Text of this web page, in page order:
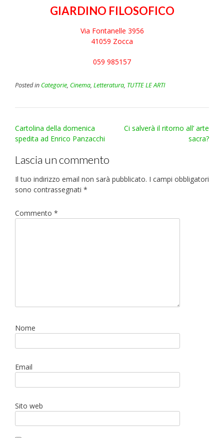
GIARDINO FILOSOFICO
Via Fontanelle 3956
41059 Zocca
059 985157
Posted in Categorie, Cinema, Letteratura, TUTTE LE ARTI
Post
navigation
Cartolina della domenica
spedita ad Enrico Panzacchi
Ci salverà il ritorno all’ arte
sacra?
Lascia un commento
Il tuo indirizzo email non sarà pubblicato. I campi obbligatori
sono contrassegnati *
Commento *
Nome
Email
Sito web